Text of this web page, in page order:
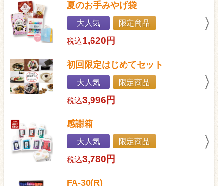
夏のお手みやげ袋
大人気 限定商品
税込1,620円
初回限定はじめてセット
大人気 限定商品
税込3,996円
感謝箱
大人気 限定商品
税込3,780円
FA-30(R)